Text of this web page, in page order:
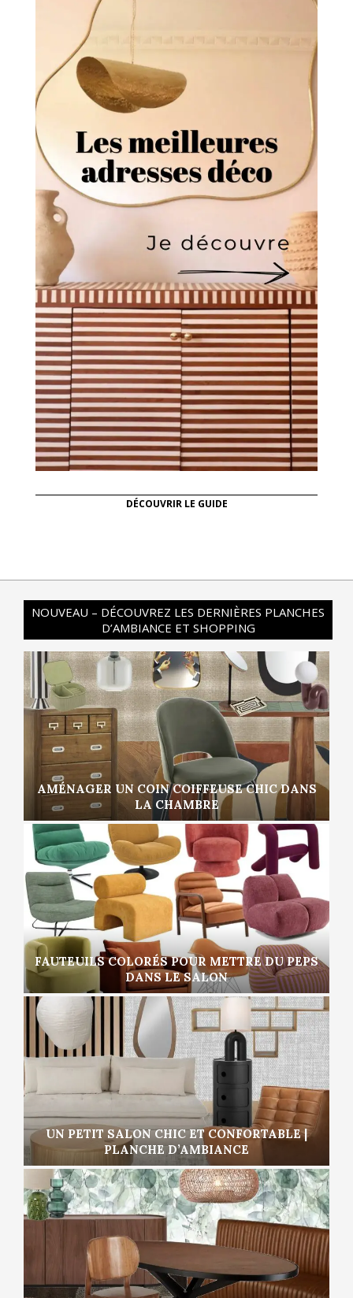
DÉCOUVRIR LE GUIDE
NOUVEAU – DÉCOUVREZ LES DERNIÈRES PLANCHES
D’AMBIANCE ET SHOPPING
AMÉNAGER UN COIN COIFFEUSE CHIC DANS
LA CHAMBRE
FAUTEUILS COLORÉS POUR METTRE DU PEPS
DANS LE SALON
UN PETIT SALON CHIC ET CONFORTABLE |
PLANCHE D’AMBIANCE